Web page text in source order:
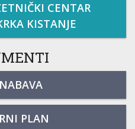
CENTAR
KISTANJE
PLAN